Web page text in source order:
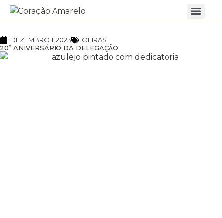
DEZEMBRO 1, 2023
OEIRAS
20º ANIVERSÁRIO DA DELEGAÇÃO